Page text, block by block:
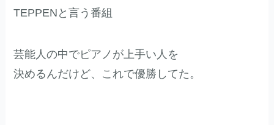
TEPPENと言う番組
芸能人の中でピアノが上手い人を
決めるんだけど、これで優勝してた。